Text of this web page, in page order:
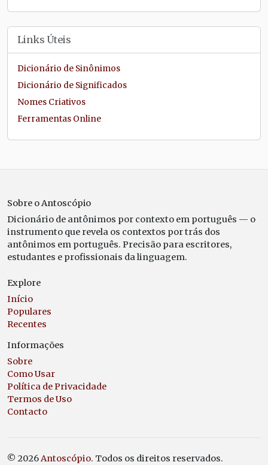
Links Úteis
Dicionário de Sinônimos
Dicionário de Significados
Nomes Criativos
Ferramentas Online
Sobre o Antoscópio
Dicionário de antônimos por contexto em português — o
instrumento que revela os contextos por trás dos
antônimos em português. Precisão para escritores,
estudantes e profissionais da linguagem.
Explore
Início
Populares
Recentes
Informações
Sobre
Como Usar
Política de Privacidade
Termos de Uso
Contacto
© 2026Antoscópio. Todos os direitos reservados.